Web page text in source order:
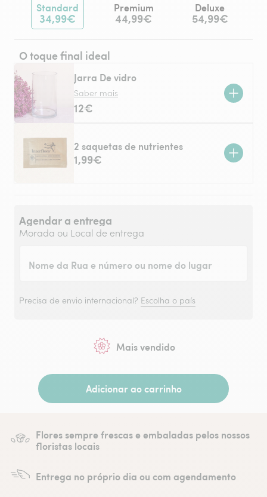
Standard
34,99€
Premium
44,99€
Deluxe
54,99€
O toque final ideal
Jarra De vidro
Saber mais
12€
2 saquetas de nutrientes
1,99€
Agendar a entrega
Morada ou Local de entrega
Nome da Rua e número ou nome do lugar
Precisa de envio internacional? Escolha o país
Mais vendido
Adicionar ao carrinho
Flores sempre frescas e embaladas pelos nossos
floristas locais
Entrega no próprio dia ou com agendamento